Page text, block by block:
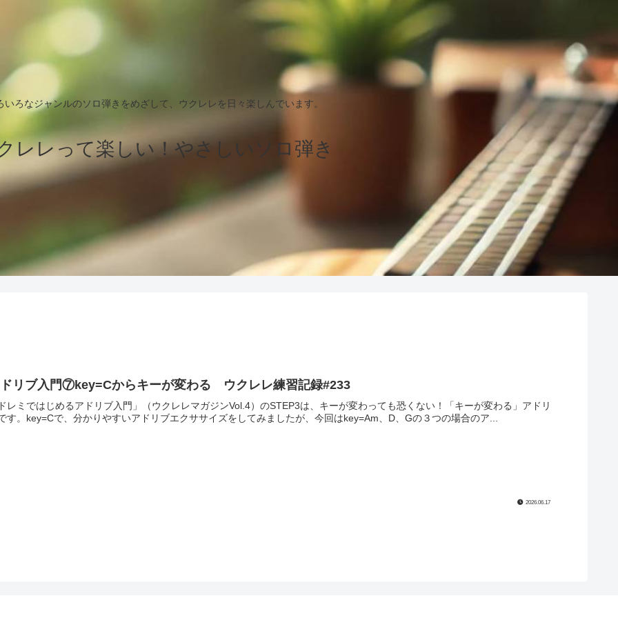
いろなジャンルのソロ弾きをめざして、ウクレレを日々楽しんでいます。
レレって楽しい！やさしいソロ弾き
リブ入門⑦key=Cからキーが変わる ウクレレ練習記録#233
レミではじめるアドリブ入門」（ウクレレマガジンVol.4）のSTEP3は、キーが変わっても恐くない！「キーが変わる」アドリ
す。key=Cで、分かりやすいアドリブエクササイズをしてみましたが、今回はkey=Am、D、Gの３つの場合のア...
2026.06.17